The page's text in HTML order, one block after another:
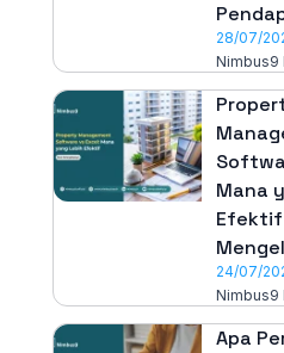
28/07/
Nimbus9
Mana
24/07/
Nimbus9
Apa